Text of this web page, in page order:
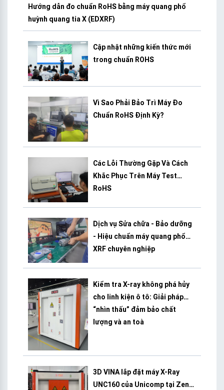
Hướng dẫn đo chuẩn RoHS bằng máy quang phổ
huỳnh quang tia X (EDXRF)
Cập nhật những kiến thức mới
trong chuẩn ROHS
Vì Sao Phải Bảo Trì Máy Đo
Chuẩn RoHS Định Kỳ?
Các Lỗi Thường Gặp Và Cách
Khắc Phục Trên Máy Test
RoHS
Dịch vụ Sửa chữa - Bảo dưỡng
- Hiệu chuẩn máy quang phổ
XRF chuyên nghiệp
Kiểm tra X-ray không phá hủy
cho linh kiện ô tô: Giải pháp
“nhìn thấu” đảm bảo chất
lượng và an toà
3D VINA lắp đặt máy X-Ray
UNC160 của Unicomp tại Zeng